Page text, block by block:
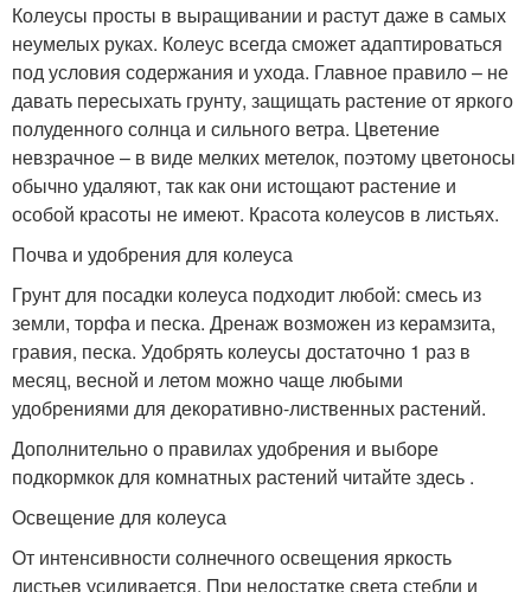
Колеусы просты в выращивании и растут даже в самых
неумелых руках. Колеус всегда сможет адаптироваться
под условия содержания и ухода. Главное правило – не
давать пересыхать грунту, защищать растение от яркого
полуденного солнца и сильного ветра. Цветение
невзрачное – в виде мелких метелок, поэтому цветоносы
обычно удаляют, так как они истощают растение и
особой красоты не имеют. Красота колеусов в листьях.
Почва и удобрения для колеуса
Грунт для посадки колеуса подходит любой: смесь из
земли, торфа и песка. Дренаж возможен из керамзита,
гравия, песка. Удобрять колеусы достаточно 1 раз в
месяц, весной и летом можно чаще любыми
удобрениями для декоративно-лиственных растений.
Дополнительно о правилах удобрения и выборе
подкормкок для комнатных растений читайте здесь .
Освещение для колеуса
От интенсивности солнечного освещения яркость
листьев усиливается. При недостатке света стебли и